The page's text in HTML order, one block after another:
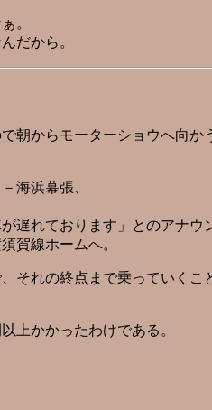
。
だから。
朝からモーターショウへ向か
海浜幕張、
遅れております」とのアナウ
賀線ホームへ。
それの終点まで乗っていくこ
上かかったわけである。